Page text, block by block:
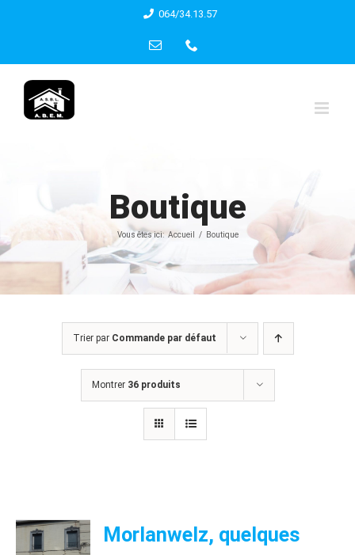
content
064/34.13.57
Email
Boutique
Vous êtes ici: Accueil Boutique
Trier par Commande par défaut
Montrer 36 produits
Morlanwelz, quelques